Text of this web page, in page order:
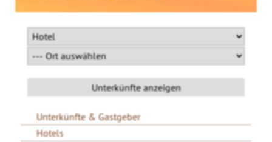
Unterkünfte & Gastgeber
Hotels